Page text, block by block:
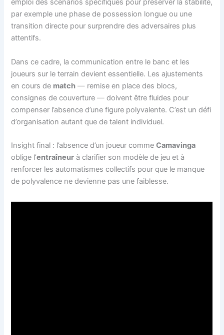
emploi des scénarios spécifiques pour préserver la stabilité,
par exemple une phase de possession longue ou une
transition directe pour surprendre des adversaires plus
attentifs.
Dans ce cadre, la communication entre le banc et les
joueurs sur le terrain devient essentielle. Les ajustements
en cours de match — remise en place des blocs,
consignes de couverture — doivent être fluides pour
compenser l’absence d’une figure polyvalente. C’est un défi
d’organisation autant que de talent individuel.
Insight final : l’absence d’un joueur commeCamavinga
oblige l’entraîneur à clarifier son modèle de jeu et à
renforcer les automatismes collectifs pour que le manque
de polyvalence ne devienne pas une faiblesse.